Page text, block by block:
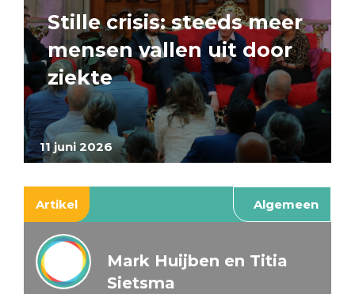
11 juni 2026
Stille crisis: steeds meer
mensen vallen uit door
ziekte
Artikel Algemeen
Mark Huijben en Titia
Sietsma